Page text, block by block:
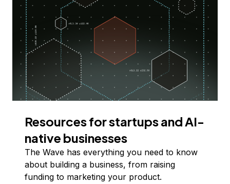
Resources for startups and AI-
native businesses
The Wave has everything you need to know
about building a business, from raising
funding to marketing your product.